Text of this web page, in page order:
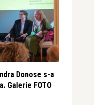
Donose s-a
Galerie FOTO